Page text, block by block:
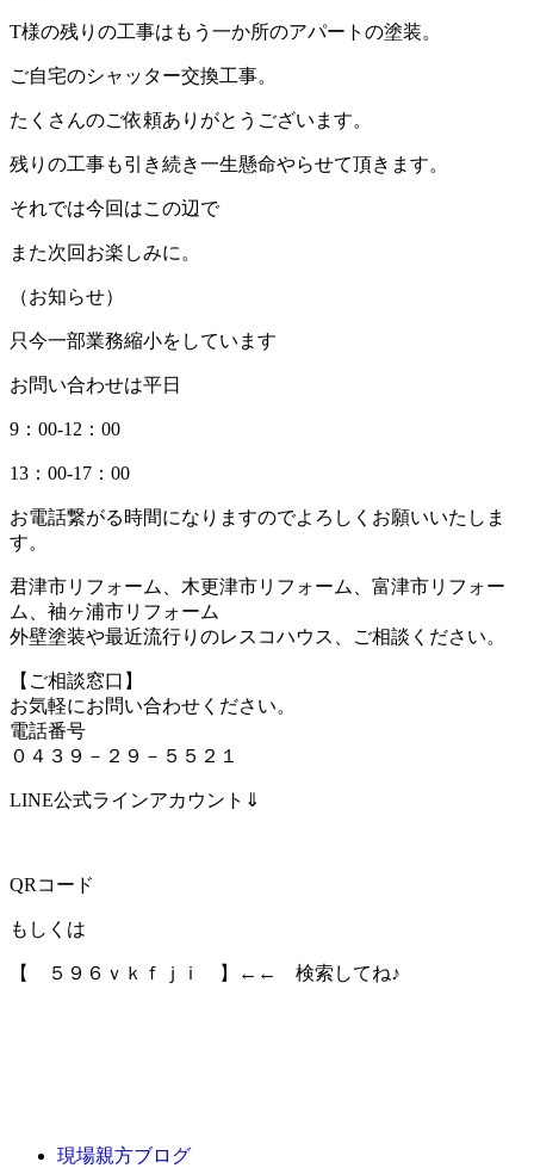
T様の残りの工事はもう一か所のアパートの塗装。
ご自宅のシャッター交換工事。
たくさんのご依頼ありがとうございます。
残りの工事も引き続き一生懸命やらせて頂きます。
それでは今回はこの辺で
また次回お楽しみに。
（お知らせ）
只今一部業務縮小をしています
お問い合わせは平日
9：00-12：00
13：00-17：00
お電話繋がる時間になりますのでよろしくお願いいたしま
す。
君津市リフォーム、木更津市リフォーム、富津市リフォー
ム、袖ヶ浦市リフォーム
外壁塗装や最近流行りのレスコハウス、ご相談ください。
【ご相談窓口】
お気軽にお問い合わせください。
電話番号
０４３９－２９－５５２１
LINE公式ラインアカウント⇓
QRコード
もしくは
【 ５９６ｖｋｆｊｉ 】←← 検索してね♪
現場親方ブログ